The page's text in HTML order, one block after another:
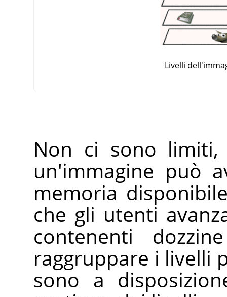
Livelli
Non ci sono
un'immagine può
memoria
che gli utenti
contenenti
raggruppare i livelli
sono a